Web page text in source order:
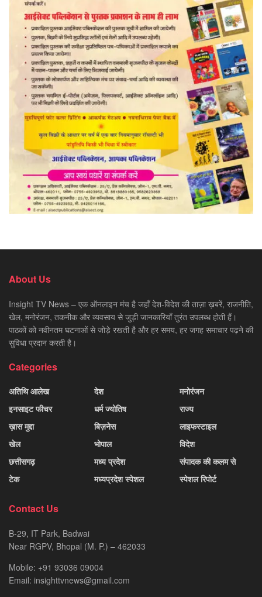
About Us
Insight TV News – एक ऑनलाइन मंच है जहाँ देश-विदेश की ताज़ा ख़बरें, राजनीति,
खेल, मनोरंजन, तकनीक और व्यवसाय से जुड़ी जानकारियाँ तुरंत उपलब्ध होती हैं।
पाठकों को नवीनतम घटनाओं से जोड़े रखती है और हर समय, हर जगह समाचार पढ़ने की
सुविधा प्रदान करती है।
Categories
अतिथि आलेख
इनसाइट फीचर
ख़ास मुद्दा
खेल
छत्तीसगढ़
टेक
देश
धर्म ज्योतिष
बिज़नेस
भोपाल
मध्य प्रदेश
मध्यप्रदेश स्पेशल
मनोरंजन
राज्य
लाइफस्टाइल
विदेश
संपादक की कलम से
स्पेशल रिपोर्ट
Contact Us
B-29, IT Park, Badwai
Near RGPV, Bhopal (M. P.) – 462033
Mobile: +91 93036 09004
Email: insighttvnews@gmail.com